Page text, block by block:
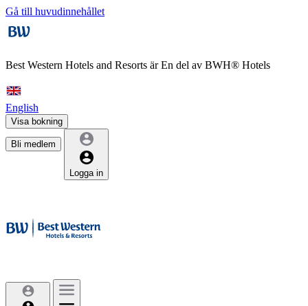
Gå till huvudinnehållet
Best Western Hotels and Resorts ärEn del av BWH® Hotels
English
Visa bokning
Bli medlem
Logga in